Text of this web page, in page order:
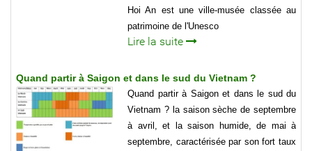
Hoi An est une ville-musée classée au
patrimoine de l'Unesco
Lire la suite
Quand partir à Saigon et dans le sud du Vietnam ?
Quand partir à Saigon et dans le sud du
Vietnam ? la saison sèche de septembre
à avril, et la saison humide, de mai à
septembre, caractérisée par son fort taux